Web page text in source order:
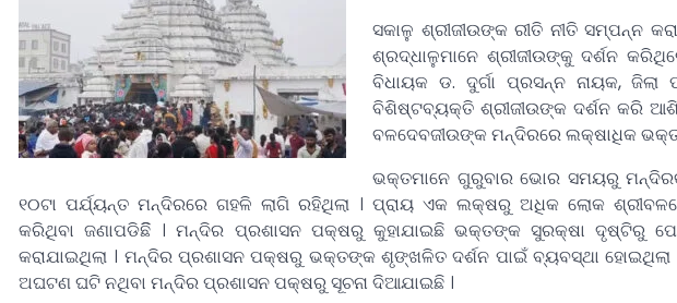
ସକାଳୁ ଶ୍ରୀଜୀଉଙ୍କ ରୀତି ନୀତି ସମ୍ପନ୍ନ
ଶ୍ରଦ୍ଧାଳୁମାନେ ଶ୍ରୀଜୀଉଙ୍କୁ ଦର୍ଶନ
ବିଧାୟକ ଡ. ଦୁର୍ଗା ପ୍ରସନ୍ନ ନାୟକ,
ବିଶିଷ୍ଟବ୍ୟକ୍ତି ଶ୍ରୀଜୀଉଙ୍କ ଦର୍ଶନ କରି
ବଳଦେବଜୀଉଙ୍କ ମନ୍ଦିରରେ ଲକ୍ଷାଧିକ
ଭକ୍ତମାନେ ଗୁରୁବାର ଭୋର ସମୟରୁ
୧୦ଟା ପର୍ଯ୍ୟନ୍ତ ମନ୍ଦିରରେ ଗହଳି ଲାଗି ରହିଥିଲା । ପ୍ରାୟ ଏକ ଲକ୍ଷରୁ ଅଧିକ ଲୋକ
କରିଥିବା ଜଣାପଡିଛିି । ମନ୍ଦିର ପ୍ରଶାସନ ପକ୍ଷରୁ କୁହାଯାଇଛି ଭକ୍ତଙ୍କ ସୁରକ୍ଷା ଦୃଷ୍ଟିରୁ
କରାଯାଇଥିଲା । ମନ୍ଦିର ପ୍ରଶାସନ ପକ୍ଷରୁ ଭକ୍ତଙ୍କ ଶୃଙ୍ଖଳିତ ଦର୍ଶନ ପାଇଁ ବ୍ୟବସ୍ଥା ହୋଇଥିଲା
ଅଘଟଣ ଘଟି ନଥିବା ମନ୍ଦିର ପ୍ରଶାସନ ପକ୍ଷରୁ ସୂଚନା ଦିଆଯାଇଛି ।